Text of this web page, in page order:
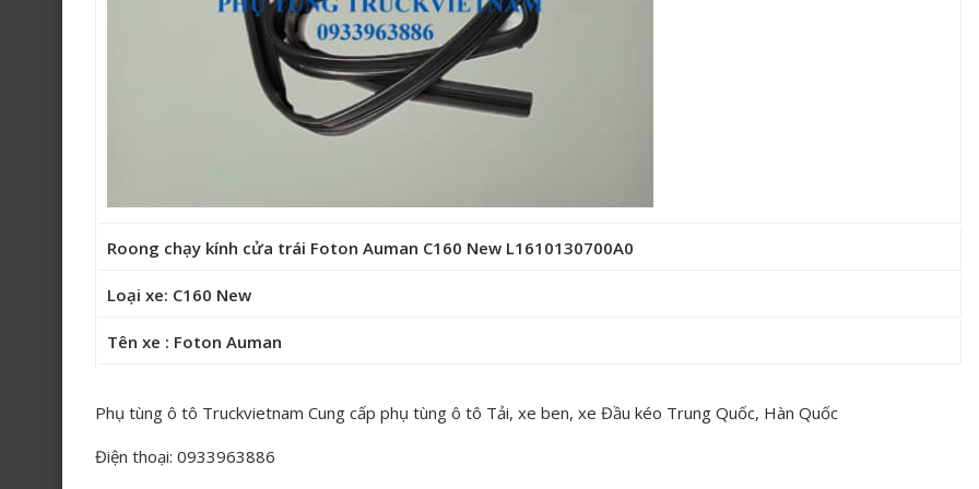
Roong chạy kính cửa trái Foton Auman C160 New L1610130700A0
Loại xe: C160 New
Tên xe : Foton Auman
Phụ tùng ô tô Truckvietnam Cung cấp phụ tùng ô tô Tải, xe ben, xe Đầu kéo Trung Quốc, Hàn Quốc
Điện thoại: 0933963886